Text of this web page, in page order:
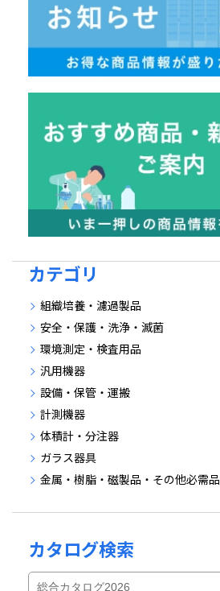
カテゴリ
組織培養・濾過製品
安全・保護・洗浄・滅菌
環境測定・検査用品
汎用機器
設備・保管・運搬
計測機器
体積計・分注器
ガラス器具
金属・樹脂・磁製品・その他必需品
カタログ検索